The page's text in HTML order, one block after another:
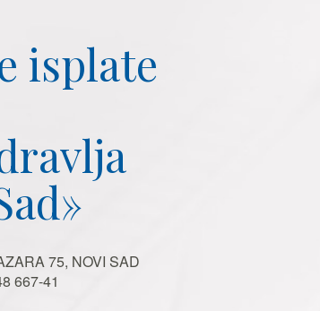
isplate
75, NOVI SAD
667-41